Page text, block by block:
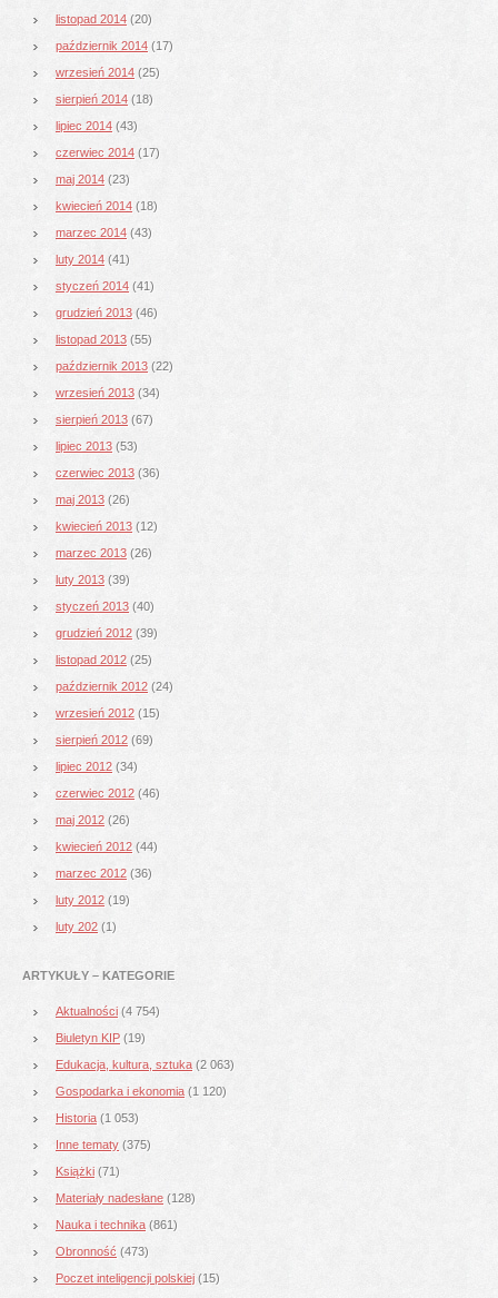
listopad 2014 (20)
październik 2014 (17)
wrzesień 2014 (25)
sierpień 2014 (18)
lipiec 2014 (43)
czerwiec 2014 (17)
maj 2014 (23)
kwiecień 2014 (18)
marzec 2014 (43)
luty 2014 (41)
styczeń 2014 (41)
grudzień 2013 (46)
listopad 2013 (55)
październik 2013 (22)
wrzesień 2013 (34)
sierpień 2013 (67)
lipiec 2013 (53)
czerwiec 2013 (36)
maj 2013 (26)
kwiecień 2013 (12)
marzec 2013 (26)
luty 2013 (39)
styczeń 2013 (40)
grudzień 2012 (39)
listopad 2012 (25)
październik 2012 (24)
wrzesień 2012 (15)
sierpień 2012 (69)
lipiec 2012 (34)
czerwiec 2012 (46)
maj 2012 (26)
kwiecień 2012 (44)
marzec 2012 (36)
luty 2012 (19)
luty 202 (1)
ARTYKUŁY – KATEGORIE
Aktualności (4 754)
Biuletyn KIP (19)
Edukacja, kultura, sztuka (2 063)
Gospodarka i ekonomia (1 120)
Historia (1 053)
Inne tematy (375)
Książki (71)
Materiały nadesłane (128)
Nauka i technika (861)
Obronność (473)
Poczet inteligencji polskiej (15)